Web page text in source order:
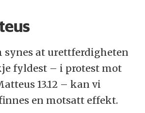
synes at urettferdigheten
fyldest – i protest mot
13.12 – kan vi
en motsatt effekt.